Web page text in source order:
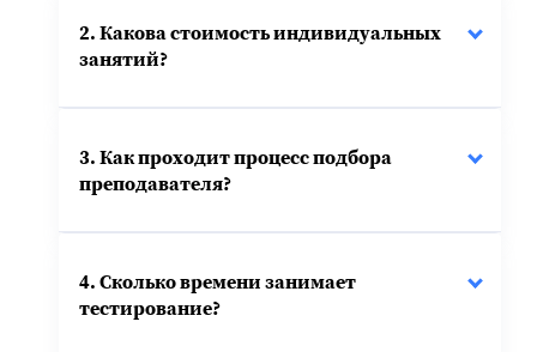
2. Какова стоимость индивидуальных
занятий?
3. Как проходит процесс подбора
преподавателя?
4. Сколько времени занимает
тестирование?